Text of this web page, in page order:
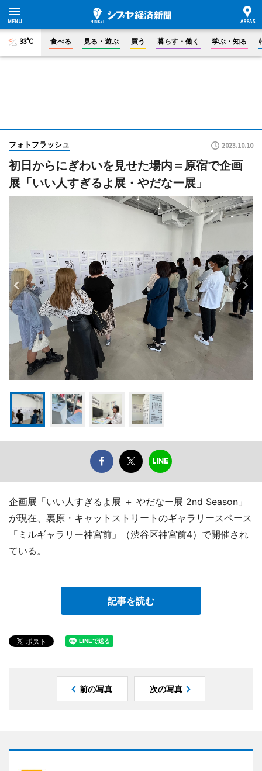
33°C 食べる 見る・遊ぶ 買う 暮らす・働く 学ぶ・知る
フォトフラッシュ 2023.10.10
初日からにぎわいを見せた場内＝原宿で企画
展「いい人すぎるよ展・やだなー展」
企画展「いい人すぎるよ展 ＋ やだなー展 2nd Season」
が現在、裏原・キャットストリートのギャラリースペース
「ミルギャラリー神宮前」（渋谷区神宮前4）で開催され
ている。
記事を読む
前の写真 次の写真